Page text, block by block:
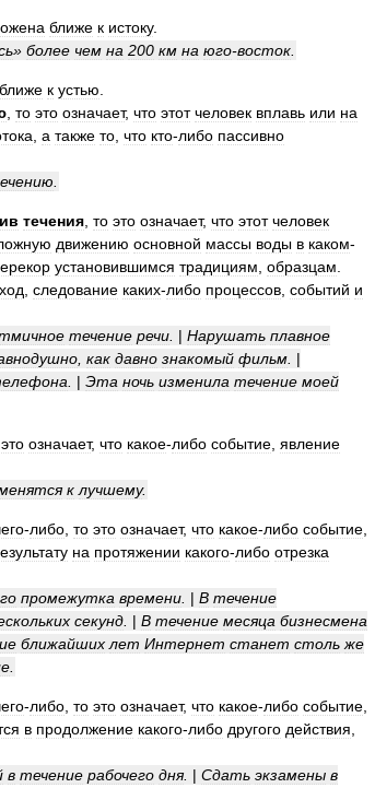
ближе к истоку.
» более чем на 200 км на юго-восток
ближе к устью
то это означает, что этот человек вплавь или на
а также то что кто-либо пассивно
течения то это означает, что этот человек
движению основной массы воды в каком-
установившимся традициям образцам
ход следование каких-либо процессов событий и
течение речи | Нарушать плавное
как давно знакомый фильм |
| Эта ночь изменила течение моей
это означает, что какое-либо событие явление
к лучшему.
-либо то это означает, что какое-либо событие
на протяжении какого-либо отрезка
промежутка времени | В течение
секунд | В течение месяца бизнесмена
ближайших лет Интернет станет столь же
-либо то это означает, что какое-либо событие
в продолжение какого-либо другого действия
в течение рабочего дня. | Сдать экзамены в